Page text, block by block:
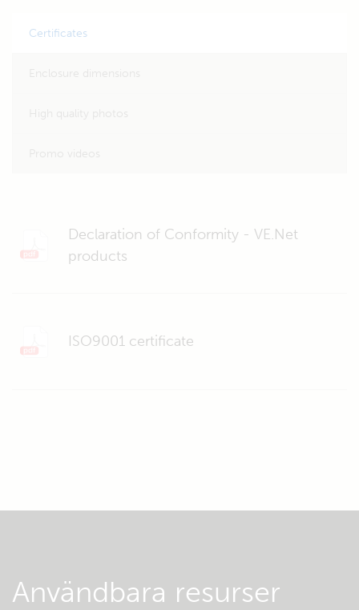
Certificates
Declaration of Conformity - VE.Net
products
ISO9001 certificate
Användbara resurser